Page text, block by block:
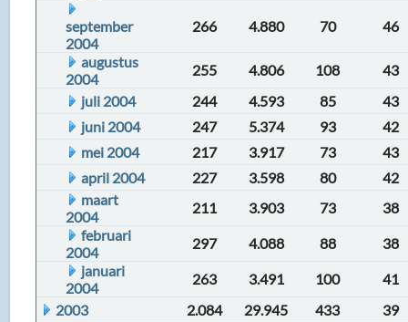
september
2004
266 4.880 70 46
augustus
2004
255 4.806 108
43
juli 2004
244 4.593 85
43
juni 2004
247 5.374 93
42
mei 2004
217 3.917 73
43
april 2004
227 3.598 80
42
maart
2004
211 3.903 73
38
februari
2004
297 4.088 88
38
januari
2004
263 3.491 100
41
2003
2.084 29.945 433 39